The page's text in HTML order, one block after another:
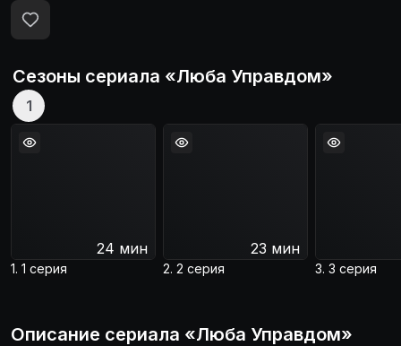
Сезоны сериала «Люба Управдом»
1
24 мин
1. 1 серия
23 мин
2. 2 серия 3. 3 серия
Описание сериала «Люба Управдом»